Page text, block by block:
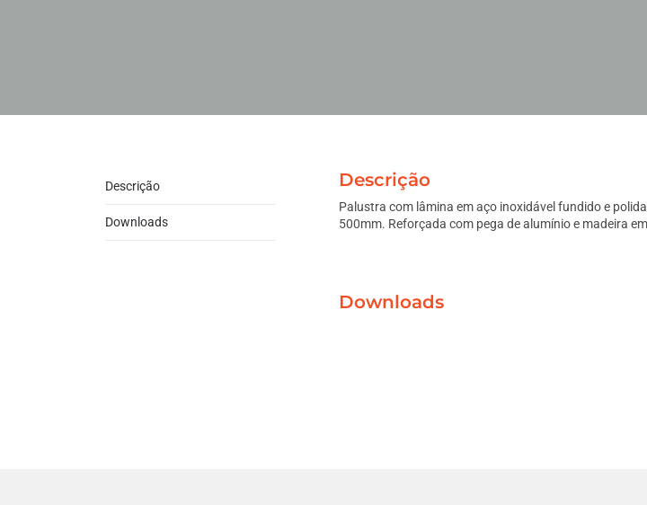
Descrição
Downloads
Descrição
Palustra com lâmina em aço inoxidável fundido e
500mm. Reforçada com pega de alumínio e madeira
Downloads